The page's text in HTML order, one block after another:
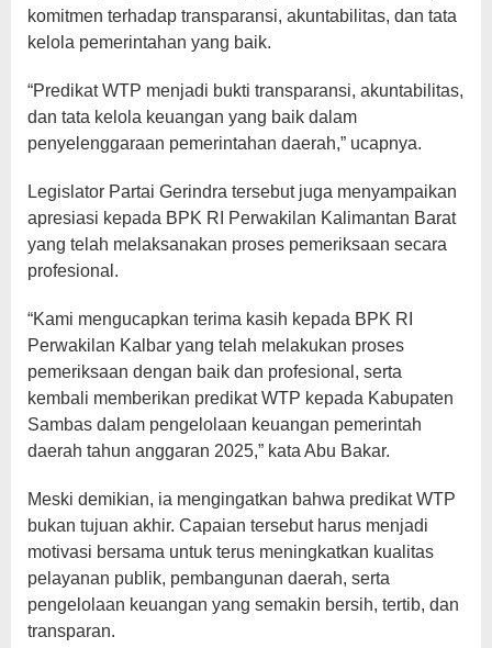
komitmen terhadap transparansi, akuntabilitas, dan tata
kelola pemerintahan yang baik.
“Predikat WTP menjadi bukti transparansi, akuntabilitas,
dan tata kelola keuangan yang baik dalam
penyelenggaraan pemerintahan daerah,” ucapnya.
Legislator Partai Gerindra tersebut juga menyampaikan
apresiasi kepada BPK RI Perwakilan Kalimantan Barat
yang telah melaksanakan proses pemeriksaan secara
profesional.
“Kami mengucapkan terima kasih kepada BPK RI
Perwakilan Kalbar yang telah melakukan proses
pemeriksaan dengan baik dan profesional, serta
kembali memberikan predikat WTP kepada Kabupaten
Sambas dalam pengelolaan keuangan pemerintah
daerah tahun anggaran 2025,” kata Abu Bakar.
Meski demikian, ia mengingatkan bahwa predikat WTP
bukan tujuan akhir. Capaian tersebut harus menjadi
motivasi bersama untuk terus meningkatkan kualitas
pelayanan publik, pembangunan daerah, serta
pengelolaan keuangan yang semakin bersih, tertib, dan
transparan.